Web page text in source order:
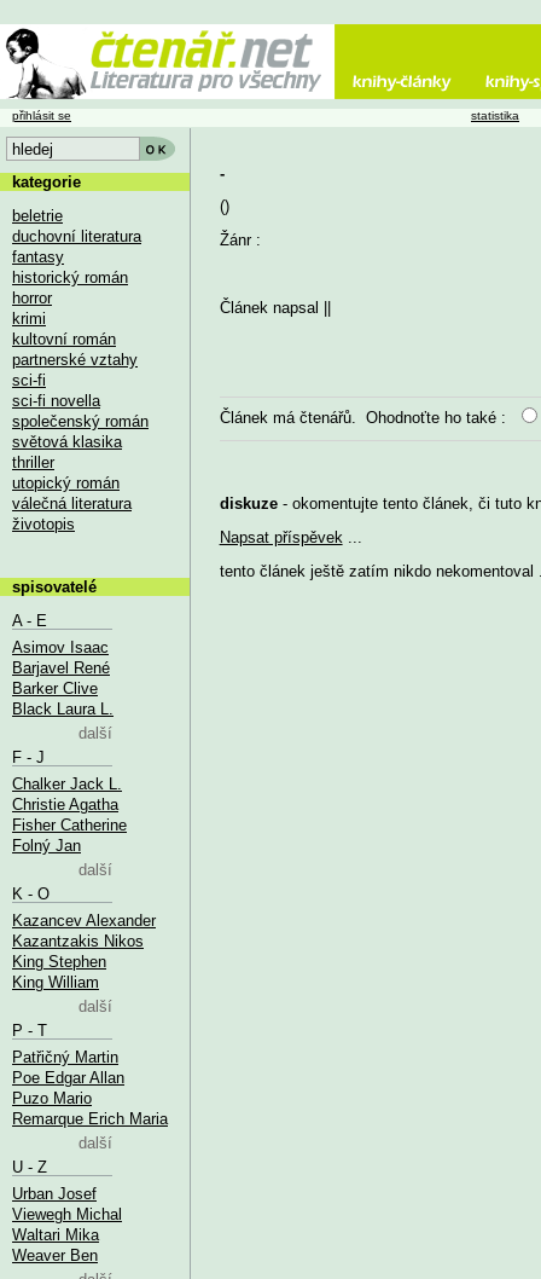
-
()
Žánr :
Článek napsal
Článek má čtenářů. Ohodnoťte ho také :
diskuze- okomentujte tento článek, či tuto
Napsat příspěvek
tento článek ještě zatím nikdo nekomentoval
přihlásit se statistika
kategorie
beletrie
duchovní literatura
fantasy
historický román
horror
krimi
kultovní román
partnerské vztahy
sci-fi
sci-fi novella
společenský román
světová klasika
thriller
utopický román
válečná literatura
životopis
spisovatelé
A - E
Asimov Isaac
Barjavel René
Barker Clive
Black Laura L.
další
F - J
Chalker Jack L.
Christie Agatha
Fisher Catherine
Folný Jan
další
K - O
Kazancev Alexander
Kazantzakis Nikos
King Stephen
King William
další
P - T
Patřičný Martin
Poe Edgar Allan
Puzo Mario
Remarque Erich Maria
další
U - Z
Urban Josef
Viewegh Michal
Waltari Mika
Weaver Ben